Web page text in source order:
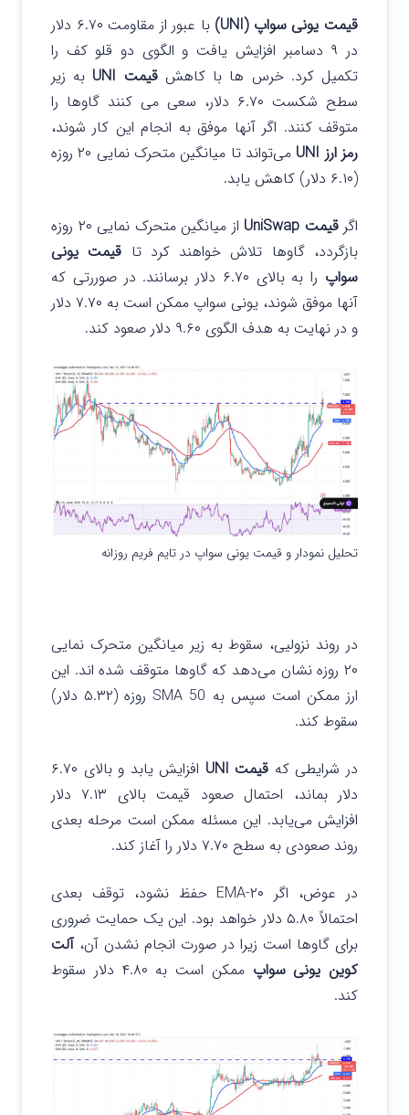
قیمت یونی سواپ (UNI)
با عبور از مقاومت ۶.۷۰ دلار
در ۹ دسامبر افزایش یافت و الگوی دو قلو کف را
تکمیل کرد.خرس ها با کاهشقیمت UNI
به زیر
سطح شکست ۶.۷۰ دلار، سعی می کنند گاوها را
متوقف کنند. اگر آنها موفق به انجام این کار شوند،
رمز ارز UNI
می‌تواند تا میانگین متحرک نمایی ۲۰ روزه
(۶.۱۰ دلار) کاهش یابد.
اگر قیمت UniSwap
از میانگین متحرک نمایی ۲۰ روزه
بازگردد، گاوها تلاش خواهند کرد تا قیمت یونی
سواپ
را به بالای ۶.۷۰ دلار برسانند. در صوررتی که
آنها موفق شوند، یونی سواپ ممکن است به ۷.۷۰ دلار
و در نهایت به هدف الگوی ۹.۶۰ دلار صعود کند.
تحلیل نمودار و قیمت یونی سواپ در تایم فریم روزانه
در روند نزولیی، سقوط به زیر میانگین متحرک نمایی
۲۰ روزه نشان می‌دهد که گاوها متوقف شده اند. این
ارز ممکن است سپس به SMA 50 روزه (۵.۳۲ دلار)
سقوط کند.
در شرایطی که قیمت UNI
افزایش یابد و بالای ۶.۷۰
دلار بماند، احتمال صعود قیمت بالای ۷.۱۳ دلار
افزایش می‌یابد. این مسئله ممکن است مرحله بعدی
روند صعودی به سطح ۷.۷۰ دلار را آغاز کند.
در عوض، اگر ۲۰-EMA حفظ نشود، توقف بعدی
احتمالاً ۵.۸۰ دلار خواهد بود. این یک حمایت ضروری
برای گاوها است زیرا در صورت انجام نشدن آن،آلت
کوین یونی سواپ
ممکن است به ۴.۸۰ دلار سقوط
کند.